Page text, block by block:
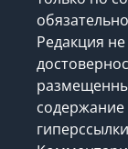
Редакция не
содержание